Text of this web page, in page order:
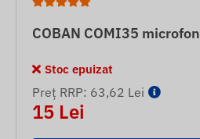
COBAN COMI35 microfon
Stoc epuizat
Preț RRP: 63,62 Lei
15 Lei